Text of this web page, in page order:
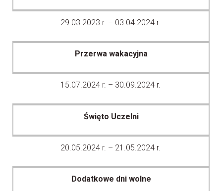
29.03.2023 r. – 03.04.2024 r.
Przerwa wakacyjna
15.07.2024 r. – 30.09.2024 r.
Święto Uczelni
20.05.2024 r. – 21.05.2024 r.
Dodatkowe dni wolne